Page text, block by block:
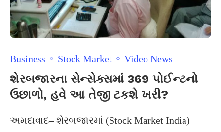
Business Stock Market Video News
શેરબજારના સેન્સેક્સમાં 369 પોઈન્ટનો
ઉછાળો, હવે આ તેજી ટકશે ખરી?
અમદાવાદ– શેરબજારમાં (Stock Market India)